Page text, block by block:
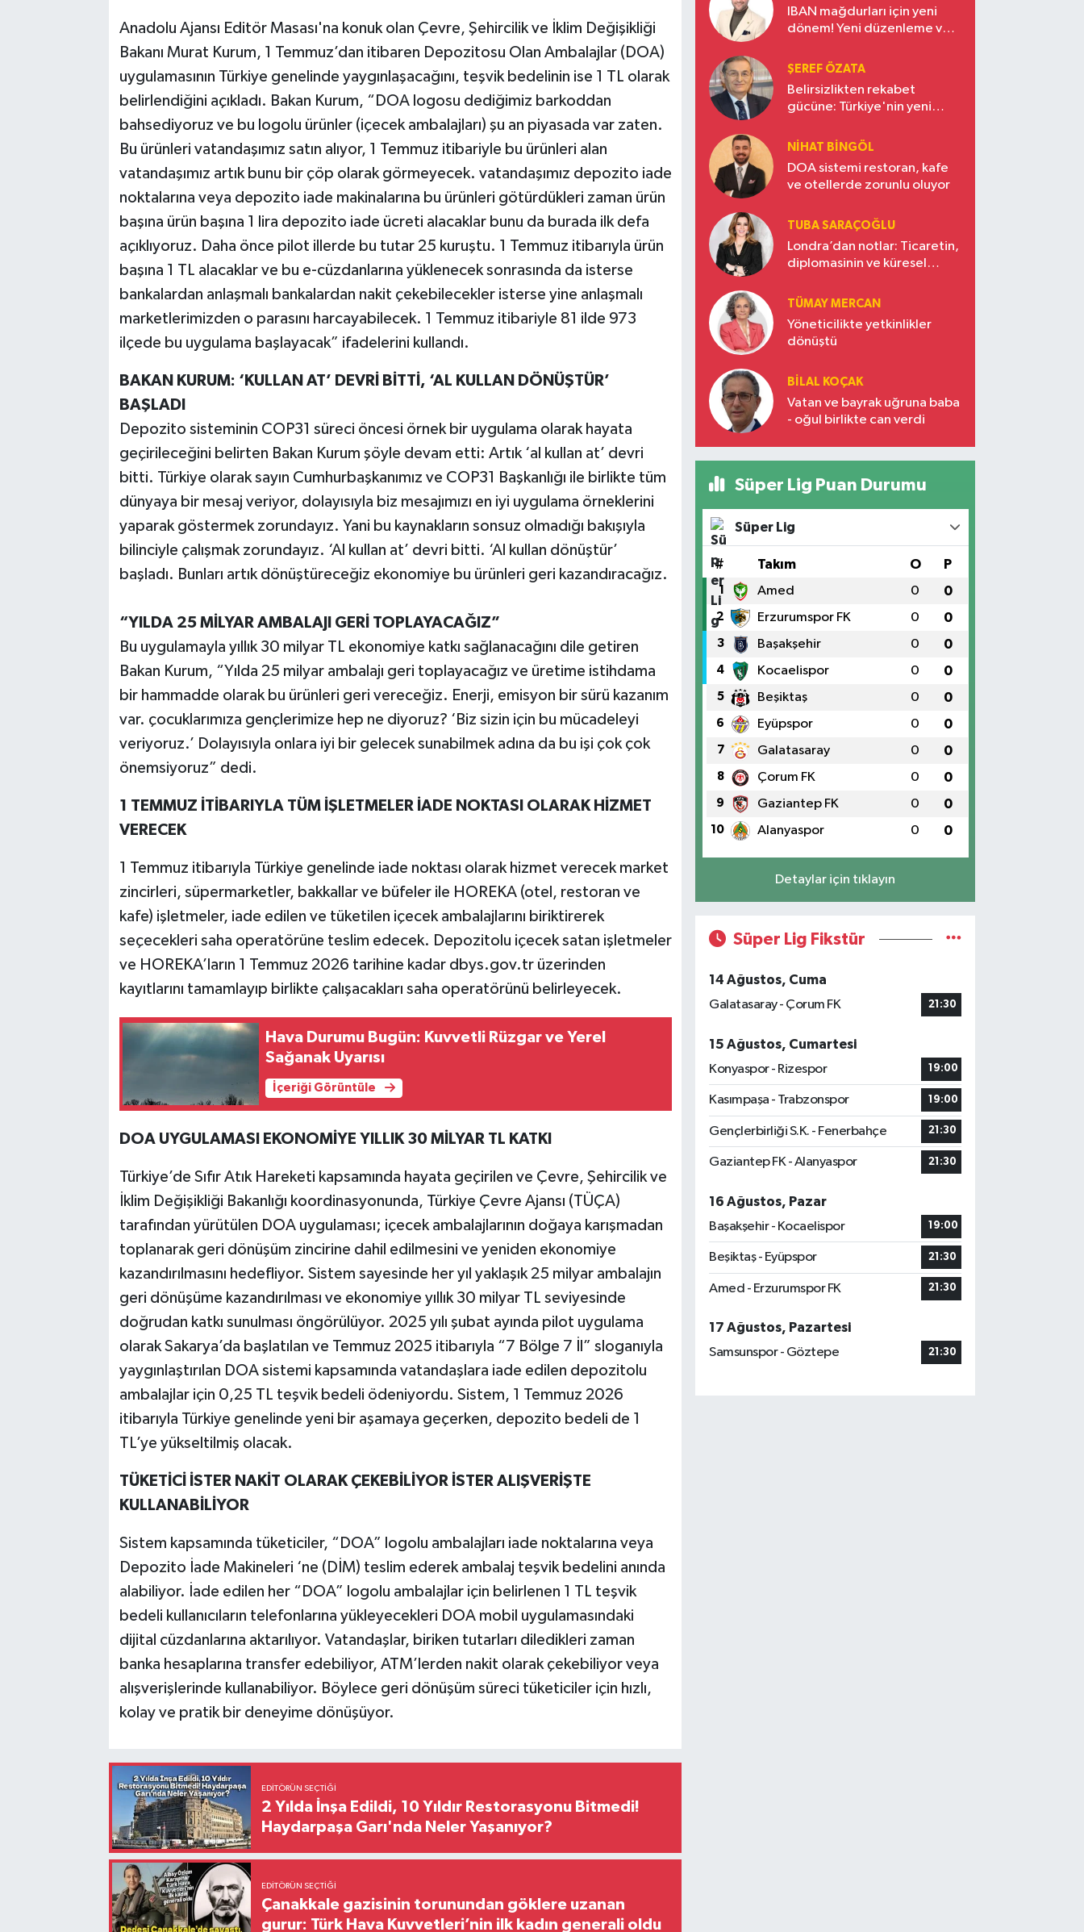
Anadolu Ajansı Editör Masası'na konuk olan Çevre, Şehircilik ve İklim Değişikliği
Bakanı Murat Kurum, 1 Temmuz’dan itibaren Depozitosu Olan Ambalajlar (DOA)
uygulamasının Türkiye genelinde yaygınlaşacağını, teşvik bedelinin ise 1 TL olarak
belirlendiğini açıkladı. Bakan Kurum, “DOA logosu dediğimiz barkoddan
bahsediyoruz ve bu logolu ürünler (içecek ambalajları) şu an piyasada var zaten.
Bu ürünleri vatandaşımız satın alıyor, 1 Temmuz itibariyle bu ürünleri alan
vatandaşımız artık bunu bir çöp olarak görmeyecek. vatandaşımız depozito iade
noktalarına veya depozito iade makinalarına bu ürünleri götürdükleri zaman ürün
başına ürün başına 1 lira depozito iade ücreti alacaklar bunu da burada ilk defa
açıklıyoruz. Daha önce pilot illerde bu tutar 25 kuruştu. 1 Temmuz itibarıyla ürün
başına 1 TL alacaklar ve bu e-cüzdanlarına yüklenecek sonrasında da isterse
bankalardan anlaşmalı bankalardan nakit çekebilecekler isterse yine anlaşmalı
marketlerimizden o parasını harcayabilecek. 1 Temmuz itibariyle 81 ilde 973
ilçede bu uygulama başlayacak” ifadelerini kullandı.
BAKAN KURUM: ‘KULLAN AT’ DEVRİ BİTTİ, ‘AL KULLAN DÖNÜŞTÜR’
BAŞLADI
Depozito sisteminin COP31 süreci öncesi örnek bir uygulama olarak hayata
geçirileceğini belirten Bakan Kurum şöyle devam etti: Artık ‘al kullan at’ devri
bitti. Türkiye olarak sayın Cumhurbaşkanımız ve COP31 Başkanlığı ile birlikte tüm
dünyaya bir mesaj veriyor, dolayısıyla biz mesajımızı en iyi uygulama örneklerini
yaparak göstermek zorundayız. Yani bu kaynakların sonsuz olmadığı bakışıyla
bilinciyle çalışmak zorundayız. ‘Al kullan at’ devri bitti. ‘Al kullan dönüştür’
başladı. Bunları artık dönüştüreceğiz ekonomiye bu ürünleri geri kazandıracağız.
“YILDA 25 MİLYAR AMBALAJI GERİ TOPLAYACAĞIZ”
Bu uygulamayla yıllık 30 milyar TL ekonomiye katkı sağlanacağını dile getiren
Bakan Kurum, “Yılda 25 milyar ambalajı geri toplayacağız ve üretime istihdama
bir hammadde olarak bu ürünleri geri vereceğiz. Enerji, emisyon bir sürü kazanım
var. çocuklarımıza gençlerimize hep ne diyoruz? ‘Biz sizin için bu mücadeleyi
veriyoruz.’ Dolayısıyla onlara iyi bir gelecek sunabilmek adına da bu işi çok çok
önemsiyoruz” dedi.
1 TEMMUZ İTİBARIYLA TÜM İŞLETMELER İADE NOKTASI OLARAK HİZMET
VERECEK
1 Temmuz itibarıyla Türkiye genelinde iade noktası olarak hizmet verecek market
zincirleri, süpermarketler, bakkallar ve büfeler ile HOREKA (otel, restoran ve
kafe) işletmeler, iade edilen ve tüketilen içecek ambalajlarını biriktirerek
seçecekleri saha operatörüne teslim edecek. Depozitolu içecek satan işletmeler
ve HOREKA’ların 1 Temmuz 2026 tarihine kadar dbys.gov.tr üzerinden
kayıtlarını tamamlayıp birlikte çalışacakları saha operatörünü belirleyecek.
Hava Durumu Bugün: Kuvvetli Rüzgar ve Yerel
Sağanak Uyarısı
İçeriği Görüntüle
DOA UYGULAMASI EKONOMİYE YILLIK 30 MİLYAR TL KATKI
Türkiye’de Sıfır Atık Hareketi kapsamında hayata geçirilen ve Çevre, Şehircilik ve
İklim Değişikliği Bakanlığı koordinasyonunda, Türkiye Çevre Ajansı (TÜÇA)
tarafından yürütülen DOA uygulaması; içecek ambalajlarının doğaya karışmadan
toplanarak geri dönüşüm zincirine dahil edilmesini ve yeniden ekonomiye
kazandırılmasını hedefliyor. Sistem sayesinde her yıl yaklaşık 25 milyar ambalajın
geri dönüşüme kazandırılması ve ekonomiye yıllık 30 milyar TL seviyesinde
doğrudan katkı sunulması öngörülüyor. 2025 yılı şubat ayında pilot uygulama
olarak Sakarya’da başlatılan ve Temmuz 2025 itibarıyla “7 Bölge 7 İl” sloganıyla
yaygınlaştırılan DOA sistemi kapsamında vatandaşlara iade edilen depozitolu
ambalajlar için 0,25 TL teşvik bedeli ödeniyordu. Sistem, 1 Temmuz 2026
itibarıyla Türkiye genelinde yeni bir aşamaya geçerken, depozito bedeli de 1
TL’ye yükseltilmiş olacak.
TÜKETİCİ İSTER NAKİT OLARAK ÇEKEBİLİYOR İSTER ALIŞVERİŞTE
KULLANABİLİYOR
Sistem kapsamında tüketiciler, “DOA” logolu ambalajları iade noktalarına veya
Depozito İade Makineleri ‘ne (DİM) teslim ederek ambalaj teşvik bedelini anında
alabiliyor. İade edilen her “DOA” logolu ambalajlar için belirlenen 1 TL teşvik
bedeli kullanıcıların telefonlarına yükleyecekleri DOA mobil uygulamasındaki
dijital cüzdanlarına aktarılıyor. Vatandaşlar, biriken tutarları diledikleri zaman
banka hesaplarına transfer edebiliyor, ATM’lerden nakit olarak çekebiliyor veya
alışverişlerinde kullanabiliyor. Böylece geri dönüşüm süreci tüketiciler için hızlı,
kolay ve pratik bir deneyime dönüşüyor.
EDITÖRÜN SEÇTIĞI
2 Yılda İnşa Edildi, 10 Yıldır Restorasyonu Bitmedi!
Haydarpaşa Garı'nda Neler Yaşanıyor?
EDITÖRÜN SEÇTIĞI
Çanakkale gazisinin torunundan göklere uzanan
gurur: Türk Hava Kuvvetleri’nin ilk kadın generali oldu
IBAN mağdurları için yeni
dönem! Yeni düzenleme ve
ŞEREF ÖZATA
Belirsizlikten rekabet
gücüne: Türkiye'nin yeni
NIHAT BINGÖL
DOA sistemi restoran, kafe
ve otellerde zorunlu oluyor
TUBA SARAÇOĞLU
Londra’dan notlar: Ticaretin,
diplomasinin ve küresel
Türkiye’nin yükselen gücü
TÜMAY MERCAN
Yöneticilikte yetkinlikler
dönüştü
BILAL KOÇAK
Vatan ve bayrak uğruna baba
- oğul birlikte can verdi
Süper Lig Puan Durumu
Süper Lig
# Takım O P
1 Amed 0 0
2 Erzurumspor FK 0 0
3 Başakşehir 0 0
4 Kocaelispor 0 0
5 Beşiktaş 0 0
6 Eyüpspor 0 0
7 Galatasaray 0 0
8 Çorum FK 0 0
9 Gaziantep FK 0 0
10 Alanyaspor 0 0
Detaylar için tıklayın
Süper Lig Fikstür
14 Ağustos, Cuma
Galatasaray - Çorum FK
21:30
15 Ağustos, Cumartesi
Konyaspor - Rizespor
19:00
Kasımpaşa - Trabzonspor 19:00
Gençlerbirliği S.K. - Fenerbahçe 21:30
Gaziantep FK - Alanyaspor 21:30
16 Ağustos, Pazar
Başakşehir - Kocaelispor
19:00
Beşiktaş - Eyüpspor 21:30
Amed - Erzurumspor FK 21:30
17 Ağustos, Pazartesi
Samsunspor - Göztepe
21:30